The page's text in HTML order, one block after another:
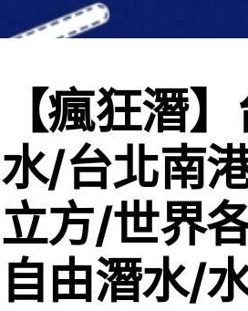
【瘋狂潛
水/台北南
立方/世界
自由潛水/